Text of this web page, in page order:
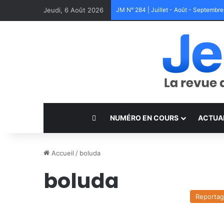
Jeudi, 6 Août 2026 JM N° 284 | Juillet - Août -
NUMÉRO EN COURS
Accueil / boluda
boluda